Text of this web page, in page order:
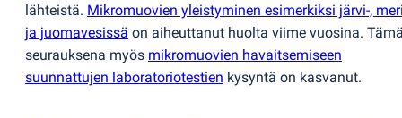
lähteistä. Mikromuovien yleistyminen esimerkiksi järvi-,
ja juomavesissä on aiheuttanut huolta viime vuosina.
seurauksena myös mikromuovien havaitsemiseen
suunnattujen laboratoriotestien kysyntä on kasvanut.